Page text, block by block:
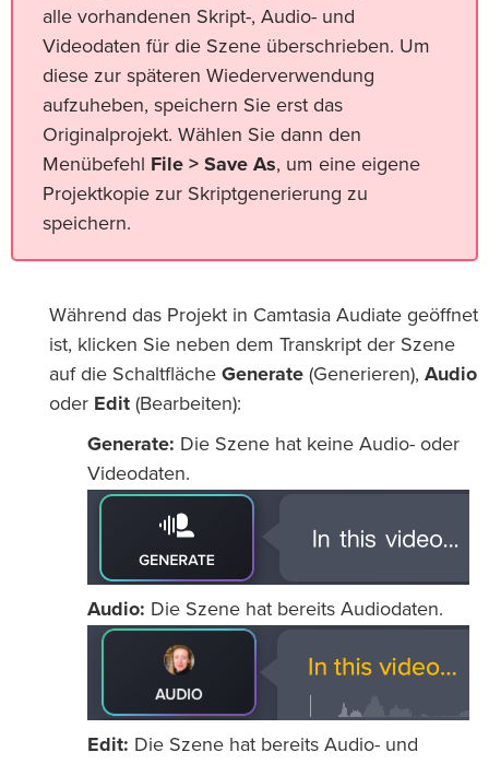
alle vorhandenen Skript-, Audio- und
Videodaten für die Szene überschrieben. Um
diese zur späteren Wiederverwendung
aufzuheben, speichern Sie erst das
Originalprojekt. Wählen Sie dann den
Menübefehl
File > Save As, um eine eigene
Projektkopie zur Skriptgenerierung zu
speichern.
Während das Projekt in Camtasia Audiate geöffnet
ist, klicken Sie neben dem Transkript der Szene
auf die Schaltfläche Generate (Generieren), Audio
oder Edit (Bearbeiten):
Generate: Die Szene hat keine Audio- oder
Videodaten.
Audio: Die Szene hat bereits Audiodaten.
Edit: Die Szene hat bereits Audio- und